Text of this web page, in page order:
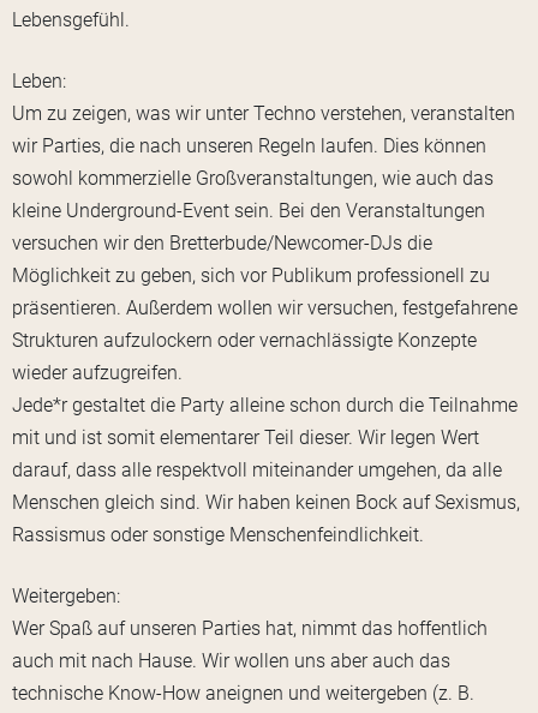
Lebensgefühl.
Leben:
Um zu zeigen, was wir unter Techno verstehen, veranstalten
wir Parties, die nach unseren Regeln laufen. Dies können
sowohl kommerzielle Großveranstaltungen, wie auch das
kleine Underground-Event sein. Bei den Veranstaltungen
versuchen wir den Bretterbude/Newcomer-DJs die
Möglichkeit zu geben, sich vor Publikum professionell zu
präsentieren. Außerdem wollen wir versuchen, festgefahrene
Strukturen aufzulockern oder vernachlässigte Konzepte
wieder aufzugreifen.
Jede*r gestaltet die Party alleine schon durch die Teilnahme
mit und ist somit elementarer Teil dieser. Wir legen Wert
darauf, dass alle respektvoll miteinander umgehen, da alle
Menschen gleich sind. Wir haben keinen Bock auf Sexismus,
Rassismus oder sonstige Menschenfeindlichkeit.
Weitergeben:
Wer Spaß auf unseren Parties hat, nimmt das hoffentlich
auch mit nach Hause. Wir wollen uns aber auch das
technische Know-How aneignen und weitergeben (z. B.